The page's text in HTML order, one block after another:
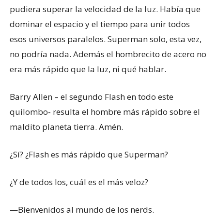
pudiera superar la velocidad de la luz. Había que
dominar el espacio y el tiempo para unir todos
esos universos paralelos. Superman solo, esta vez,
no podría nada. Además el hombrecito de acero no
era más rápido que la luz, ni qué hablar.
Barry Allen – el segundo Flash en todo este
quilombo- resulta el hombre más rápido sobre el
maldito planeta tierra. Amén.
¿Sí? ¿Flash es más rápido que Superman?
¿Y de todos los, cuál es el más veloz?
—Bienvenidos al mundo de los nerds.